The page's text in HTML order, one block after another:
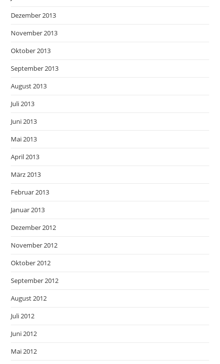
Dezember 2013
November 2013
Oktober 2013
September 2013
August 2013
Juli 2013
Juni 2013
Mai 2013
April 2013
März 2013
Februar 2013
Januar 2013
Dezember 2012
November 2012
Oktober 2012
September 2012
August 2012
Juli 2012
Juni 2012
Mai 2012